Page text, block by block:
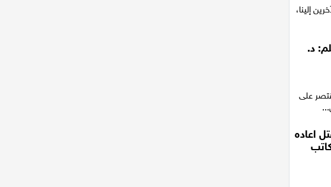
إلينا،
د.
على
اعاده